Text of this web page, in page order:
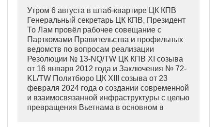
Утром 6 августа в штаб-квартире ЦК КПВ
Генеральный секретарь ЦК КПВ, Президент
То Лам провёл рабочее совещание с
Парткомами Правительства и профильных
ведомств по вопросам реализации
Резолюции № 13-NQ/TW ЦК КПВ XI созыва
от 16 января 2012 года и Заключения № 72-
KL/TW Политбюро ЦК XIII созыва от 23
февраля 2024 года о создании современной
и взаимосвязанной инфраструктуры с целью
превращения Вьетнама в основном в